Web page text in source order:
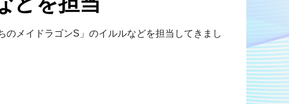
メイドラゴンS」のイルルなどを担当してきまし